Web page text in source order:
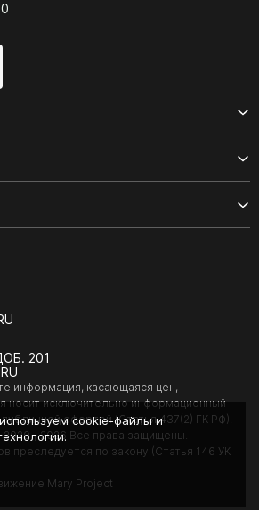
201
информация, касающаяся цен,
носит исключительно информационный
офертой (Статья 437(2) ГК РФ).
- 2026 Все права защищены.
преследуется по закону (Статья 146 УК
Mary Project
cookie-файлы и